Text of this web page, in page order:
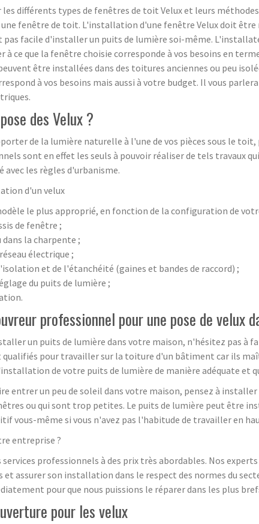
les différents types de fenêtres de toit Velux et leurs
fenêtre de toit. L'installation d'une fenêtre Velux doit être
facile d'installer un puits de lumière soi-même.
à ce que la fenêtre choisie corresponde à vos besoins en
être installées dans des toitures anciennes ou peu
à vos besoins mais aussi à votre budget. Il vous
des Velux ?
de la lumière naturelle à l'une de vos pièces sous le
sont en effet les seuls à pouvoir réaliser de tels
les règles d'urbanisme.
d'un velux
le plus approprié, en fonction de la configuration de
de fenêtre ;
la charpente ;
électrique ;
et de l'étanchéité (gaines et bandes de raccord) ;
du puits de lumière ;
professionnel pour une pose de velux
un puits de lumière dans votre maison, n'hésitez pas à
pour travailler sur la toiture d'un bâtiment car ils
de votre puits de lumière de manière adéquate
entrer un peu de soleil dans votre maison, pensez à
ou qui sont trop petites. Le puits de lumière peut être
vous-même si vous n'avez pas l'habitude de travailler en
entreprise ?
services professionnels à des prix très abordables. Nos
et assurer son installation dans le respect des normes du
pour que nous puissions le réparer dans les plus
pour les velux